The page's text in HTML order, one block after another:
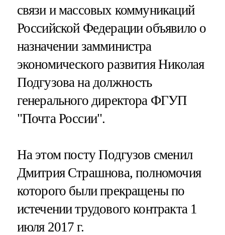
связи и массовых коммуникаций
Российской Федерации объявило о
назначении замминистра
экономического развития Николая
Подгузова на должность
генерального директора ФГУП
"Почта России".
На этом посту Подгузов сменил
Дмитрия Страшнова, полномочия
которого были прекращены по
истечении трудового контракта 1
июля 2017 г.